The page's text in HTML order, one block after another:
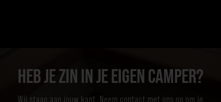
HEB JE ZIN IN JE EIGEN CAMPER?
Wij staan aan jouw kant. Neem contact met ons op om je